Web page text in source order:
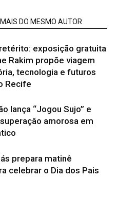
MAIS DO MESMO AUTOR
exposição gratuita
Rakim propõe viagem
tecnologia e futuros
Recife
lança “Jogou Sujo” e
amorosa em
prepara matinê
celebrar o Dia dos Pais